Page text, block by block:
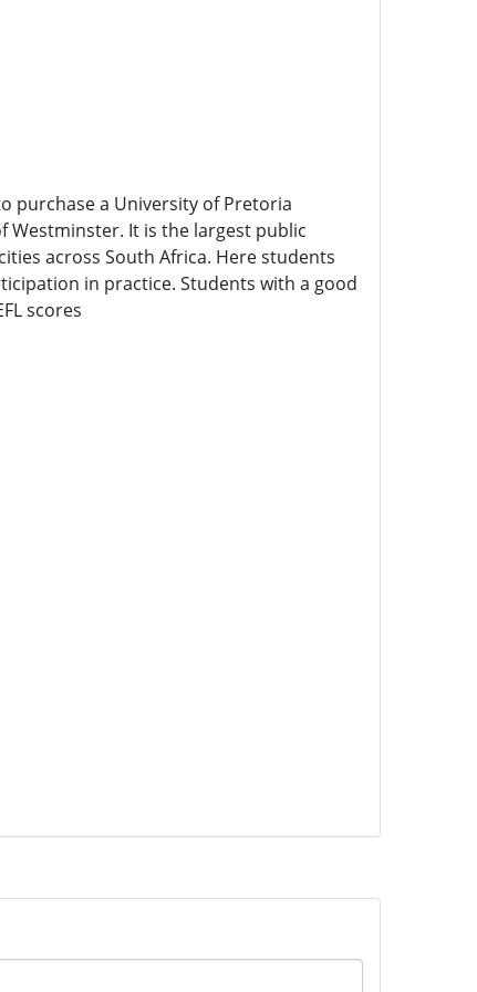
purchase a University of Pretoria
Westminster. It is the largest public
across South Africa. Here students
in practice. Students with a good
scores